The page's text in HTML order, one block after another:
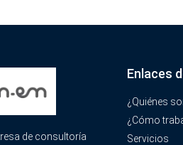
de consultoría
Enlaces
¿Quiénes
¿Cómo
Servicios